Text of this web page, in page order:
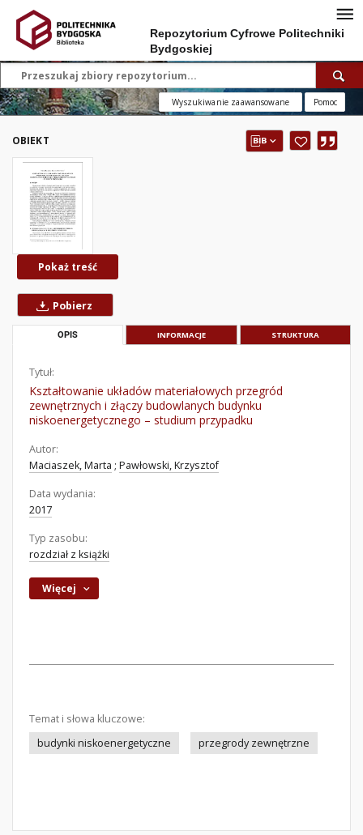
Repozytorium Cyfrowe Politechniki
Bydgoskiej
Wyszukiwanie zaawansowane Pomoc
OBIEKT
Pokaż treść
Pobierz
OPIS INFORMACJE STRUKTURA
Tytuł:
Kształtowanie układów materiałowych przegród
zewnętrznych i złączy budowlanych budynku
niskoenergetycznego – studium przypadku
Autor:
Maciaszek, Marta ; Pawłowski, Krzysztof
Data wydania:
2017
Typ zasobu:
rozdział z książki
Więcej
Temat i słowa kluczowe:
budynki niskoenergetyczne
przegrody zewnętrzne